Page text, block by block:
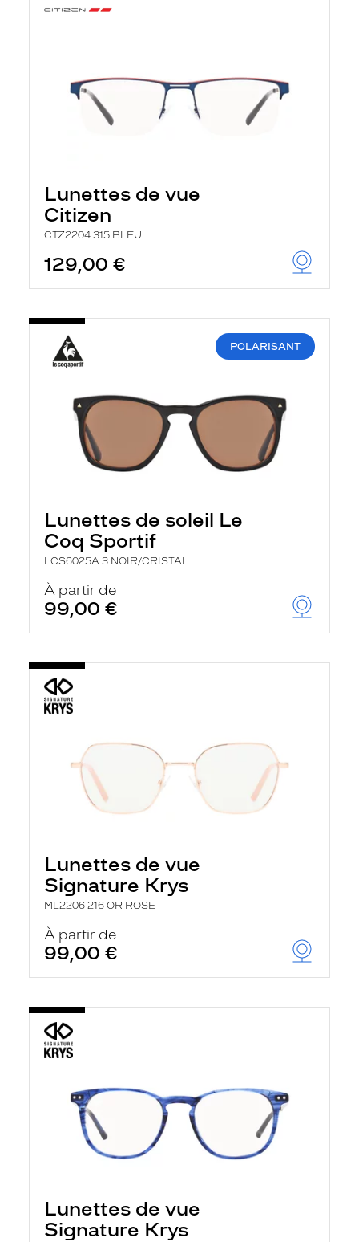
Lunettes de vue
Citizen
CTZ2204 315 BLEU
129,00 €
POLARISANT
Lunettes de soleil Le
Coq Sportif
LCS6025A 3 NOIR/CRISTAL
À partir de
99,00 €
Lunettes de vue
Signature Krys
ML2206 216 OR ROSE
À partir de
99,00 €
Lunettes de vue
Signature Krys